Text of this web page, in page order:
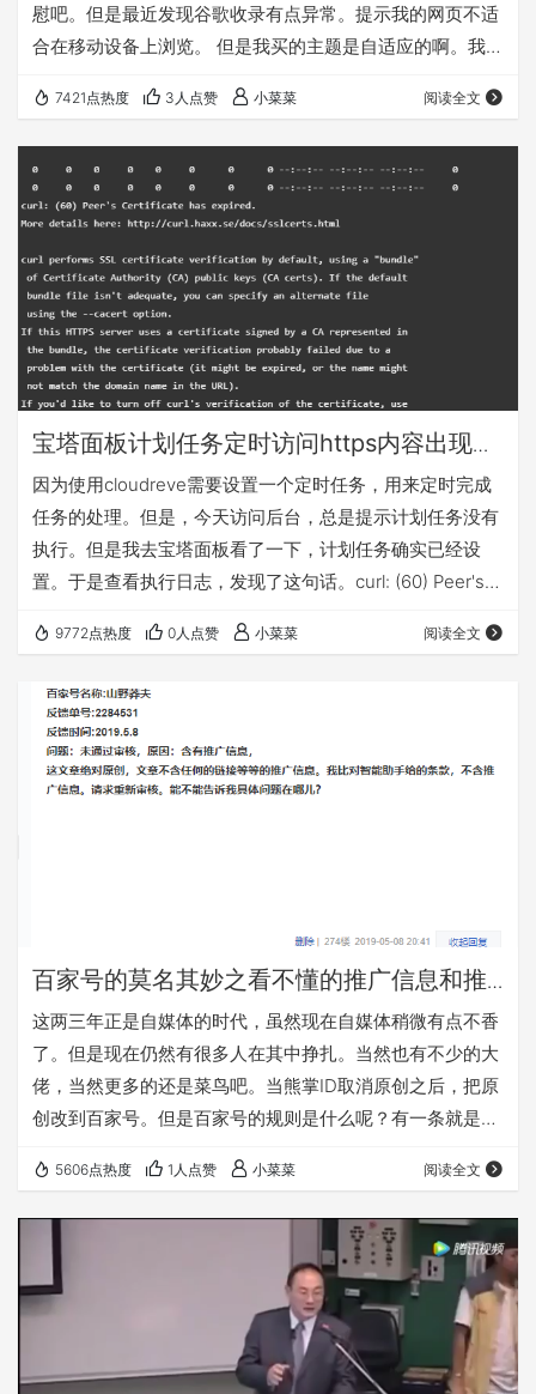
慰吧。但是最近发现谷歌收录有点异常。提示我的网页不适
合在移动设备上浏览。 但是我买的主题是自适应的啊。我还
是什么原因呢？点击你的网页不适合在移动设备上浏览，进
入谷歌移动设备适合性检验的网站。然后检验一下自己的网
页是什么问题。 点击查看详情 点击查看详情，查看网页加
载问题 从上边图看发现，robots文件禁止抓取主题的css和
7421点热度 3人点赞 小菜菜 阅读全文
宝塔面板计划任务定时访问https内容出现
curl: (60) Peer's Certificate has expired.
的可能原因以及处理流程和解决办法
因为使用cloudreve需要设置一个定时任务，用来定时完成
任务的处理。但是，今天访问后台，总是提示计划任务没有
执行。但是我去宝塔面板看了一下，计划任务确实已经设
置。于是查看执行日志，发现了这句话。curl: (60) Peer's
出现curl: (60) Peer's Certificate has expired 关键词在百度
升级证书， update-ca-trust 然后…
9772点热度 0人点赞 小菜菜 阅读全文
百家号的莫名其妙之看不懂的推广信息和推
荐机制以及我的处理过程
这两三年正是自媒体的时代，虽然现在自媒体稍微有点不香
了。但是现在仍然有很多人在其中挣扎。当然也有不少的大
佬，当然更多的还是菜鸟吧。当熊掌ID取消原创之后，把原
创改到百家号。但是百家号的规则是什么呢？有一条就是不
添加超链接只能添加百家号的站内链接。这很明显的是要把
所有流量都引到百家号啊。 前段时间我看熊掌号改版，本着
试试看的态度。尝试着发了几篇文章。我是左看看右看看百
家号的各种分类都没有能容纳我的文章的。但是也凑合着发
了。然后使用了泪雪博客的百家号插件，把自己的文章…
5606点热度 1人点赞 小菜菜 阅读全文